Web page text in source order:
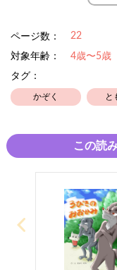
この絵本には、『自分
込めています。この絵
と良いなと思っています
ページ数： 22
対象年齢：
4歳〜5歳
タグ：
かぞく と
この読